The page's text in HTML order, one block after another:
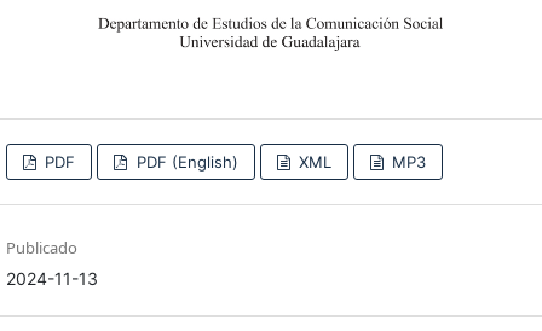
PDF PDF (English) XML MP3
Publicado
2024-11-13